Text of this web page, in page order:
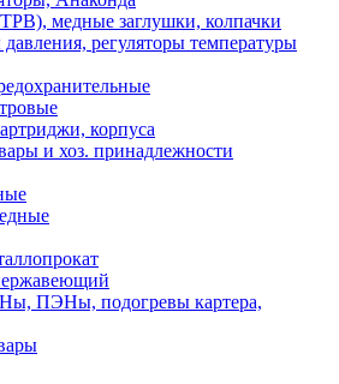
медные заглушки, колпачки
давления, регуляторы температуры
корпуса
и хоз. принадлежности
ПЭНы, подогревы картера,